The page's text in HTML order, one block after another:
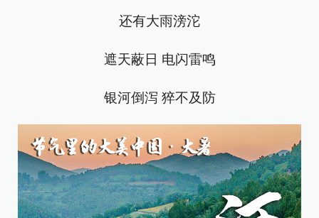
还有大雨滂沱
遮天蔽日 电闪雷鸣
银河倒泻 猝不及防